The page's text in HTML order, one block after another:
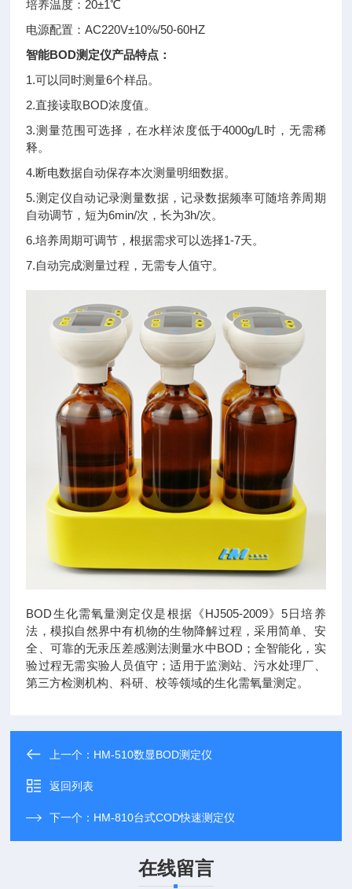
培养温度：20±1℃
电源配置：AC220V±10%/50-60HZ
智能BOD测定仪产品特点：
1.可以同时测量6个样品。
2.直接读取BOD浓度值。
3.测量范围可选择，在水样浓度低于4000g/L时，无需稀
释。
4.断电数据自动保存本次测量明细数据。
5.测定仪自动记录测量数据，记录数据频率可随培养周期
自动调节，短为6min/次，长为3h/次。
6.培养周期可调节，根据需求可以选择1-7天。
7.自动完成测量过程，无需专人值守。
BOD生化需氧量测定仪是根据《HJ505-2009》5日培养
法，模拟自然界中有机物的生物降解过程，采用简单、安
全、可靠的无汞压差感测法测量水中BOD；全智能化，实
验过程无需实验人员值守；适用于监测站、污水处理厂、
第三方检测机构、科研、校等领域的生化需氧量测定。
上一个： HM-510数显BOD测定仪
返回列表
下一个： HM-810台式COD快速测定仪
在线留言